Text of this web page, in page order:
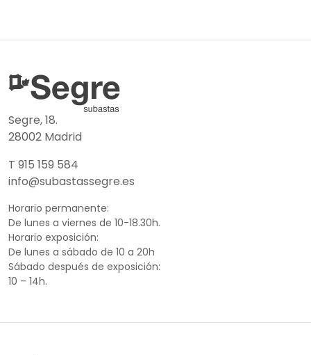
Segre, 18.
28002 Madrid
T 915 159 584
info@subastassegre.es
Horario permanente:
De lunes a viernes de 10-18.30h.
Horario exposición:
De lunes a sábado de 10 a 20h
Sábado después de exposición:
10 – 14h.